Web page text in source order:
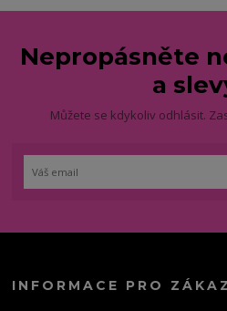
Nepropásněte
a
Můžete se kdykoliv odhlásit.
INFORMACE PRO